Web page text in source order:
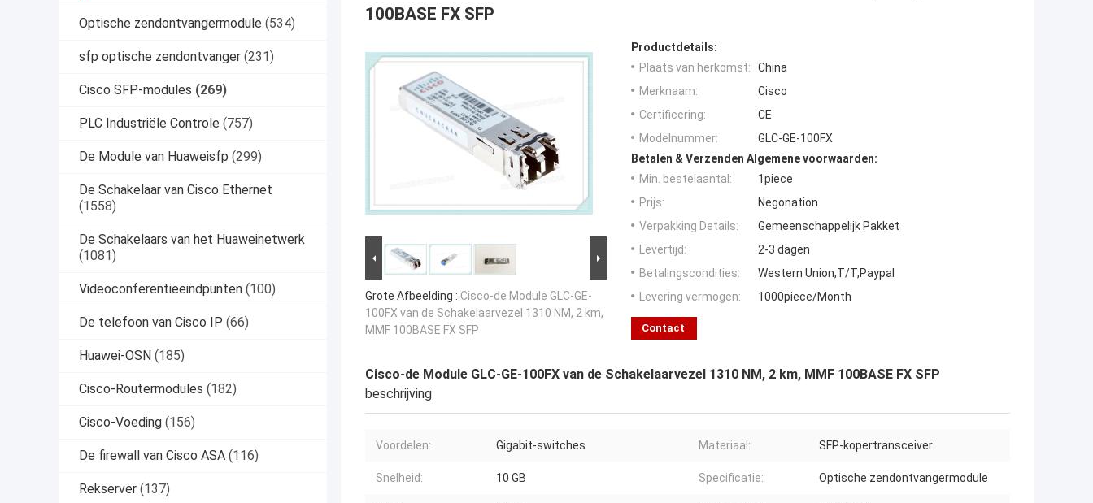
Optische zendontvangermodule (534)
sfp optische zendontvanger (231)
Cisco SFP-modules (269)
PLC Industriële Controle (757)
De Module van Huaweisfp (299)
De Schakelaar van Cisco Ethernet
(1558)
De Schakelaars van het Huaweinetwerk
(1081)
Videoconferentieeindpunten (100)
De telefoon van Cisco IP (66)
Huawei-OSN (185)
Cisco-Routermodules (182)
Cisco-Voeding (156)
De firewall van Cisco ASA (116)
Rekserver (137)
100BASE FX SFP
Grote Afbeelding : Cisco-de Module GLC-GE-
100FX van de Schakelaarvezel 1310 NM, 2 km,
MMF 100BASE FX SFP
Productdetails:
Plaats van herkomst:
China
Merknaam:
Cisco
Certificering:
CE
Modelnummer:
GLC-GE-100FX
Betalen & Verzenden Algemene voorwaarden:
Min. bestelaantal:
1piece
Prijs:
Negonation
Verpakking Details:
Gemeenschappelijk Pakket
Levertijd:
2-3 dagen
Betalingscondities:
Western Union,T/T,Paypal
Levering vermogen:
1000piece/Month
Contact
Cisco-de Module GLC-GE-100FX van de Schakelaarvezel 1310 NM, 2 km, MMF 100BASE FX SFP
beschrijving
Voordelen: Gigabit-switches Materiaal: SFP-kopertransceiver
Snelheid: 10 GB Specificatie: Optische zendontvangermodule